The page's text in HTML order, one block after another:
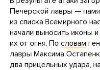
Печерской лавры —
из списка Всемирного
начали выносить иконы
их от огня. По словам
лавры Максима
два прицельных удара,